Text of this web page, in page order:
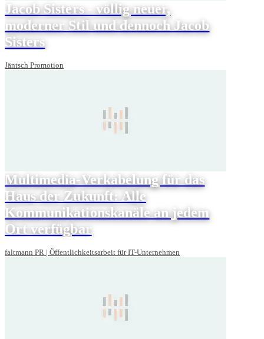
Jacob Sisters - völlig neuer,
moderner Stil und dennoch Jacob
Sisters
Jäntsch Promotion
Multimedia-Verkabelung für das
Haus der Zukunft: Alle
Kommunikationskanäle an jedem
Ort verfügbar
faltmann PR | Öffentlichkeitsarbeit für IT-Unternehmen